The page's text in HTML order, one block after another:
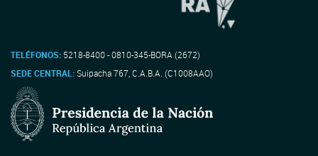
TELÉFONOS: 5218-8400 - 0810-345-BORA (2672)
SEDE CENTRAL:Suipacha 767, C.A.B.A. (C1008AAO)